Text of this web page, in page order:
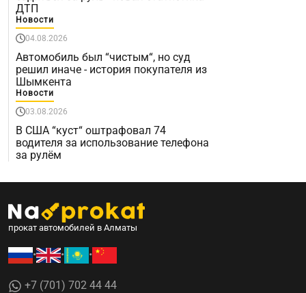
ДТП
Новости
04.08.2026
Автомобиль был “чистым“, но суд
решил иначе - история покупателя из
Шымкента
Новости
03.08.2026
В США “куст“ оштрафовал 74
водителя за использование телефона
за рулём
прокат автомобилей в Алматы
• • •
+7 (701) 702 44 44